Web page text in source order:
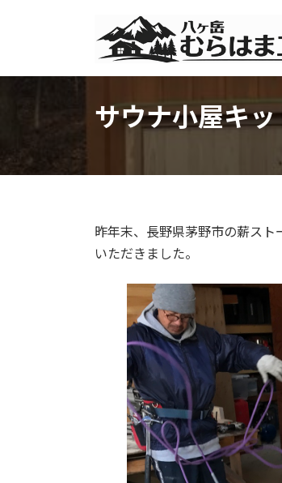
ッ
移
サウナ小屋キ
昨年末、長野県茅野市の薪ス
いただきました。